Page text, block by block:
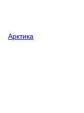
Арктика